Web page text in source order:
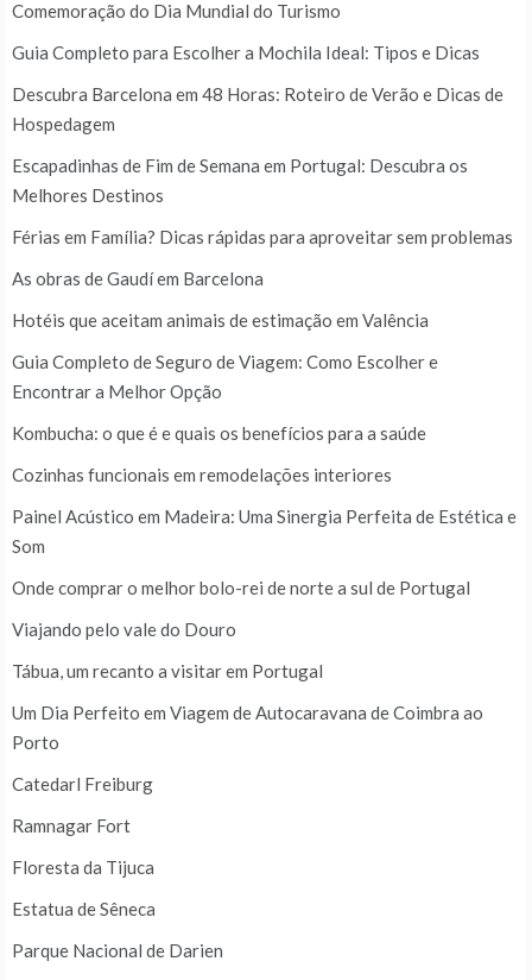
Comemoração do Dia Mundial do Turismo
Guia Completo para Escolher a Mochila Ideal: Tipos e Dicas
Descubra Barcelona em 48 Horas: Roteiro de Verão e Dicas de
Hospedagem
Escapadinhas de Fim de Semana em Portugal: Descubra os
Melhores Destinos
Férias em Família? Dicas rápidas para aproveitar sem problemas
As obras de Gaudí em Barcelona
Hotéis que aceitam animais de estimação em Valência
Guia Completo de Seguro de Viagem: Como Escolher e
Encontrar a Melhor Opção
Kombucha: o que é e quais os benefícios para a saúde
Cozinhas funcionais em remodelações interiores
Painel Acústico em Madeira: Uma Sinergia Perfeita de Estética e
Som
Onde comprar o melhor bolo-rei de norte a sul de Portugal
Viajando pelo vale do Douro
Tábua, um recanto a visitar em Portugal
Um Dia Perfeito em Viagem de Autocaravana de Coimbra ao
Porto
Catedarl Freiburg
Ramnagar Fort
Floresta da Tijuca
Estatua de Sêneca
Parque Nacional de Darien